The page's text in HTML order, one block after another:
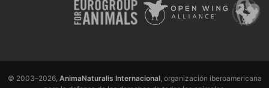
© 2003–2026, AnimaNaturalis Internacional, organización iberoamericana